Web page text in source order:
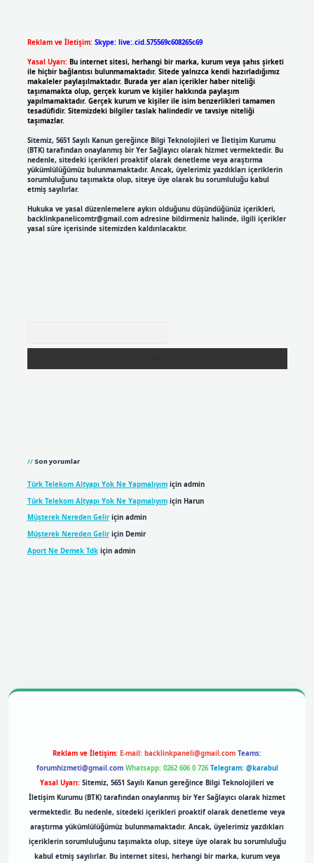
Reklam ve İletişim: Skype: live:.cid.575569c608265c69
Yasal Uyarı: Bu internet sitesi, herhangi bir marka, kurum veya şahıs şirketi
ile hiçbir bağlantısı bulunmamaktadır. Sitede yalnızca kendi hazırladığımız
makaleler paylaşılmaktadır. Burada yer alan içerikler haber niteliği
taşımamakta olup, gerçek kurum ve kişiler hakkında paylaşım
yapılmamaktadır. Gerçek kurum ve kişiler ile isim benzerlikleri tamamen
tesadüfidir. Sitemizdeki bilgiler taslak halindedir ve tavsiye niteliği
taşımazlar.
Sitemiz, 5651 Sayılı Kanun gereğince Bilgi Teknolojileri ve İletişim Kurumu
(BTK) tarafından onaylanmış bir Yer Sağlayıcı olarak hizmet vermektedir. Bu
nedenle, sitedeki içerikleri proaktif olarak denetleme veya araştırma
yükümlülüğümüz bulunmamaktadır. Ancak, üyelerimiz yazdıkları içeriklerin
sorumluluğunu taşımakta olup, siteye üye olarak bu sorumluluğu kabul
etmiş sayılırlar.
Hukuka ve yasal düzenlemelere aykırı olduğunu düşündüğünüz içerikleri,
backlinkpanelicomtr@gmail.comadresine bildirmeniz halinde, ilgili içerikler
yasal süre içerisinde sitemizden kaldırılacaktır.
Son yorumlar
Türk Telekom Altyapı Yok Ne Yapmalıyımiçin admin
Türk Telekom Altyapı Yok Ne Yapmalıyımiçin Harun
Müşterek Nereden Geliriçin admin
Müşterek Nereden Geliriçin Demir
Aport Ne Demek Tdkiçin admin
Reklam ve İletişim: E-mail: backlinkpaneli@gmail.com Teams:
forumhizmeti@gmail.com Whatsapp: 0262 606 0 726 Telegram: @karabul
Yasal Uyarı: Sitemiz, 5651 Sayılı Kanun gereğince Bilgi Teknolojileri ve
İletişim Kurumu (BTK) tarafından onaylanmış bir Yer Sağlayıcı olarak hizmet
vermektedir. Bu nedenle, sitedeki içerikleri proaktif olarak denetleme veya
araştırma yükümlülüğümüz bulunmamaktadır. Ancak, üyelerimiz yazdıkları
içeriklerin sorumluluğunu taşımakta olup, siteye üye olarak bu sorumluluğu
kabul etmiş sayılırlar. Bu internet sitesi, herhangi bir marka, kurum veya